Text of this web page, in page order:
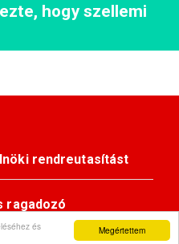
Megértettem
és
hogy szellemi
rendreutasítást
ragadozó